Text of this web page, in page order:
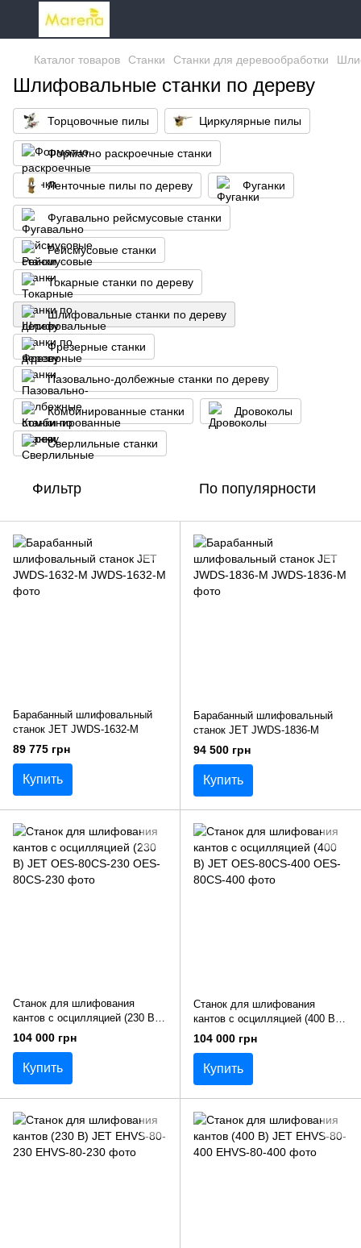
Каталог товаров Станки Станки для деревообработки
Шлифовальные станки по дереву
Торцовочные пилы Циркулярные пилы
Форматно раскроечные станки
Ленточные пилы по дереву Фуганки
Фугавально рейсмусовые станки
Рейсмусовые станки
Токарные станки по дереву
Шлифовальные станки по дереву
Фрезерные станки
Пазовально-долбежные станки по дереву
Комбинированные станки Дровоколы
Сверлильные станки
Фильтр По популярности
Барабанный шлифовальный
станок JET JWDS-1632-M
89 775 грн
Купить
Барабанный шлифовальный
станок JET JWDS-1836-M
94 500 грн
Купить
Станок для шлифования
кантов с осцилляцией (230 В)
JET OES-80CS-230
104 000 грн
Купить
Станок для шлифования
кантов с осцилляцией (400 В)
JET OES-80CS-400
104 000 грн
Купить